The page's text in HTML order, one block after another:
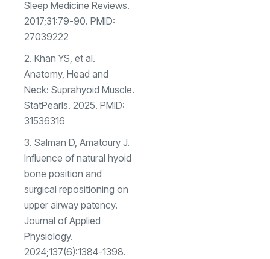
Sleep Medicine Reviews.
2017;31:79-90. PMID:
27039222
Khan YS, et al.
Anatomy, Head and
Neck: Suprahyoid Muscle.
StatPearls. 2025. PMID:
31536316
Salman D, Amatoury J.
Influence of natural hyoid
bone position and
surgical repositioning on
upper airway patency.
Journal of Applied
Physiology.
2024;137(6):1384-1398.